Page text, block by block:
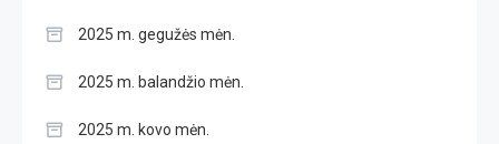
2025 m. gegužės mėn.
2025 m. balandžio mėn.
2025 m. kovo mėn.